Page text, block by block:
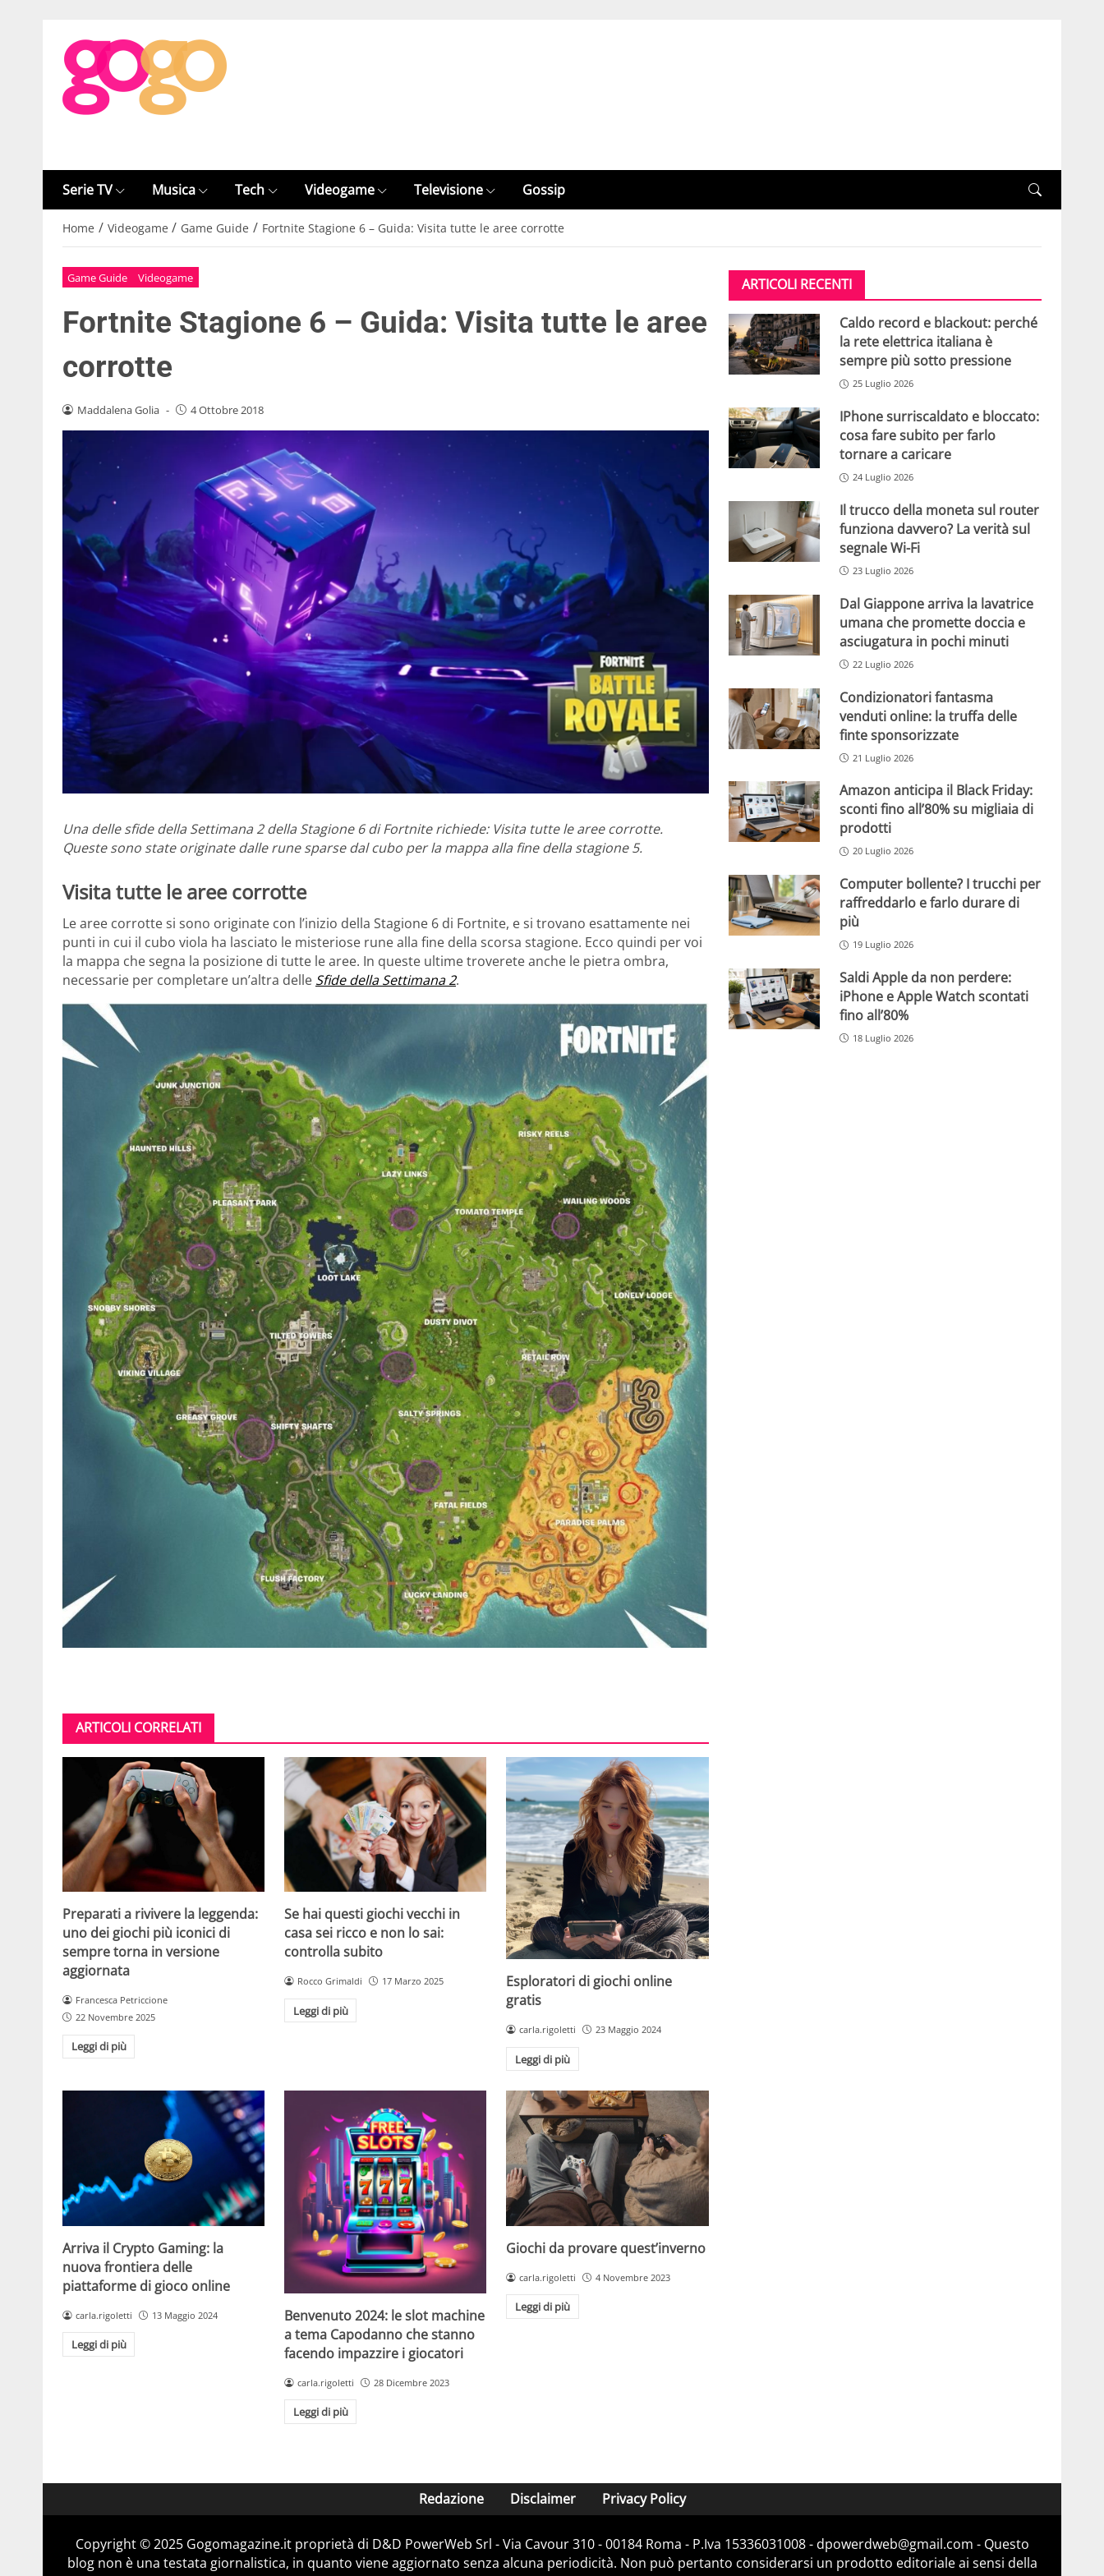
Serie TV Musica Tech Videogame Televisione Gossip
Home / Videogame / Game Guide / Fortnite Stagione 6 – Guida: Visita tutte le aree corrotte
Game Guide Videogame
Fortnite Stagione 6 – Guida: Visita tutte le aree
corrotte
Maddalena Golia - 4 Ottobre 2018
Una delle sfide della Settimana 2 della Stagione 6 di Fortnite richiede: Visita tutte le aree corrotte.
Queste sono state originate dalle rune sparse dal cubo per la mappa alla fine della stagione 5.
Visita tutte le aree corrotte
Le aree corrotte si sono originate con l’inizio della Stagione 6 di Fortnite, e si trovano esattamente nei
punti in cui il cubo viola ha lasciato le misteriose rune alla fine della scorsa stagione. Ecco quindi per voi
la mappa che segna la posizione di tutte le aree. In queste ultime troverete anche le pietra ombra,
necessarie per completare un’altra delle Sfide della Settimana 2.
ARTICOLI CORRELATI
Preparati a rivivere la leggenda:
uno dei giochi più iconici di
sempre torna in versione
aggiornata
Francesca Petriccione
22 Novembre 2025
Leggi di più
Se hai questi giochi vecchi in
casa sei ricco e non lo sai:
controlla subito
Rocco Grimaldi 17 Marzo 2025
Leggi di più
Esploratori di giochi online
gratis
carla.rigoletti 23 Maggio 2024
Leggi di più
Arriva il Crypto Gaming: la
nuova frontiera delle
piattaforme di gioco online
carla.rigoletti 13 Maggio 2024
Leggi di più
Benvenuto 2024: le slot machine
a tema Capodanno che stanno
facendo impazzire i giocatori
carla.rigoletti 28 Dicembre 2023
Leggi di più
Giochi da provare quest’inverno
carla.rigoletti 4 Novembre 2023
Leggi di più
ARTICOLI RECENTI
Caldo record e blackout: perché
la rete elettrica italiana è
sempre più sotto pressione
25 Luglio 2026
IPhone surriscaldato e bloccato:
cosa fare subito per farlo
tornare a caricare
24 Luglio 2026
Il trucco della moneta sul router
funziona davvero? La verità sul
segnale Wi-Fi
23 Luglio 2026
Dal Giappone arriva la lavatrice
umana che promette doccia e
asciugatura in pochi minuti
22 Luglio 2026
Condizionatori fantasma
venduti online: la truffa delle
finte sponsorizzate
21 Luglio 2026
Amazon anticipa il Black Friday:
sconti fino all’80% su migliaia di
prodotti
20 Luglio 2026
Computer bollente? I trucchi per
raffreddarlo e farlo durare di
più
19 Luglio 2026
Saldi Apple da non perdere:
iPhone e Apple Watch scontati
fino all’80%
18 Luglio 2026
Redazione Disclaimer Privacy Policy
Copyright © 2025 Gogomagazine.it proprietà di D&D PowerWeb Srl - Via Cavour 310 - 00184 Roma - P.Iva 15336031008 - dpowerdweb@gmail.com - Questo
blog non è una testata giornalistica, in quanto viene aggiornato senza alcuna periodicità. Non può pertanto considerarsi un prodotto editoriale ai sensi della